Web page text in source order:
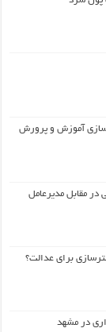
آموزش و پرورش
در مقابل مدیرعامل
برای عدالت؟
در مشهد